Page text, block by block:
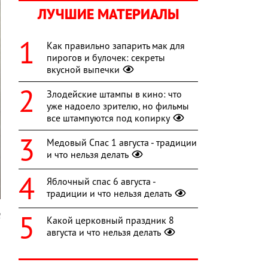
ЛУЧШИЕ МАТЕРИАЛЫ
Как правильно запарить мак для
пирогов и булочек: секреты
вкусной выпечки
Злодейские штампы в кино: что
уже надоело зрителю, но фильмы
все штампуются под копирку
Медовый Спас 1 августа - традиции
и что нельзя делать
Яблочный спас 6 августа -
традиции и что нельзя делать
Какой церковный праздник 8
августа и что нельзя делать